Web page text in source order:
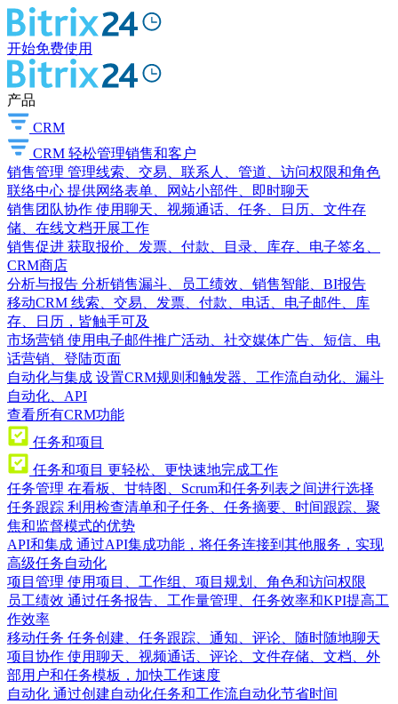
开始免费使用
产品
CRM
CRM 轻松管理销售和客户
销售管理 管理线索、交易、联系人、管道、访问权限和角色
联络中心 提供网络表单、网站小部件、即时聊天
销售团队协作 使用聊天、视频通话、任务、日历、文件存
储、在线文档开展工作
销售促进 获取报价、发票、付款、目录、库存、电子签名、
CRM商店
分析与报告 分析销售漏斗、员工绩效、销售智能、BI报告
移动CRM 线索、交易、发票、付款、电话、电子邮件、库
存、日历，皆触手可及
市场营销 使用电子邮件推广活动、社交媒体广告、短信、电
话营销、登陆页面
自动化与集成 设置CRM规则和触发器、工作流自动化、漏斗
自动化、API
查看所有CRM功能
任务和项目
任务和项目 更轻松、更快速地完成工作
任务管理 在看板、甘特图、Scrum和任务列表之间进行选择
任务跟踪 利用检查清单和子任务、任务摘要、时间跟踪、聚
焦和监督模式的优势
API和集成 通过API集成功能，将任务连接到其他服务，实现
高级任务自动化
项目管理 使用项目、工作组、项目规划、角色和访问权限
员工绩效 通过任务报告、工作量管理、任务效率和KPI提高工
作效率
移动任务 任务创建、任务跟踪、通知、评论、随时随地聊天
项目协作 使用聊天、视频通话、评论、文件存储、文档、外
部用户和任务模板，加快工作速度
自动化 通过创建自动化任务和工作流自动化节省时间